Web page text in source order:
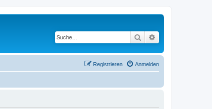
Suche
Anmelden
Registrieren